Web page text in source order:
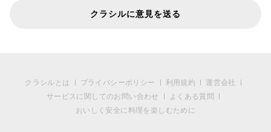
クラシルに意見を送る
クラシルとは プライバシーポリシー 利用規約
運営会社
サービスに関してのお問い合わせ
よくある質問
おいしく安全に料理を楽しむために